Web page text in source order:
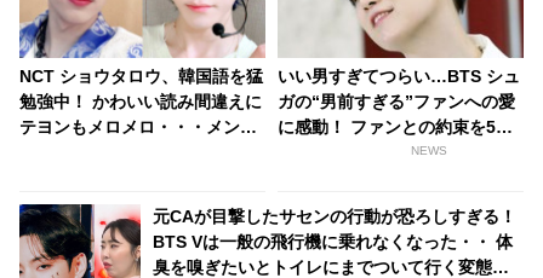
NCT ショウタロウ、韓国語を猛
勉強中！ かわいい読み間違えに
テヨンもメロメロ・・・メンバ
いい男すぎてつらい…BTS シュ
ガの“男前すぎる”ファンへの愛
に感動！ ファンとの約束を5年
間守り続けた彼が見せた“最高の
NEWS
元CAが目撃したサセンの行動が恐ろしすぎる！
BTS Vは一般の飛行機に乗れなくなった・・ 体
臭を嗅ぎたいとトイレにまでついて行く変態的